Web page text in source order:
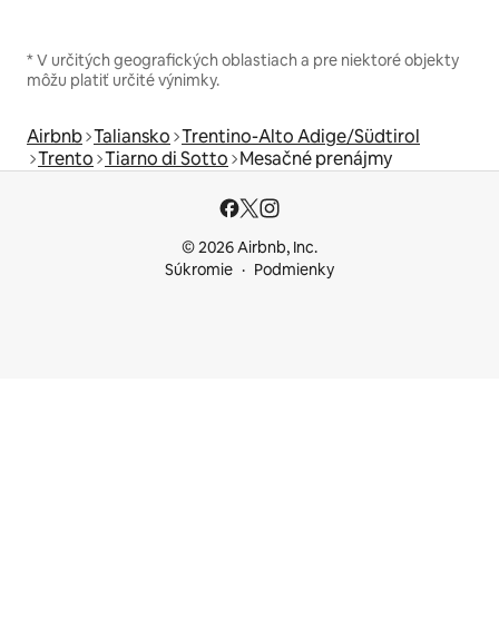
* V určitých geografických oblastiach a pre niektoré objekty
môžu platiť určité výnimky.
Airbnb Taliansko Trentino-Alto Adige/Südtirol
Trento Tiarno di Sotto Mesačné prenájmy
© 2026 Airbnb, Inc.
Súkromie
Podmienky